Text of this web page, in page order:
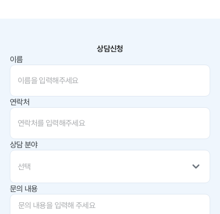
상담신청
이름
연락처
상담 분야
선택
문의 내용